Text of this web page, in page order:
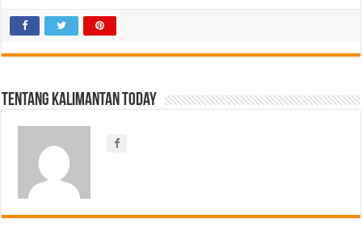
Tentang Kalimantan Today